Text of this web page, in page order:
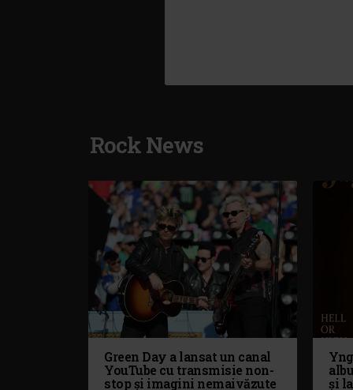
Rock News
Green Day a lansat un canal
YouTube cu transmisie non-
stop și imagini nemaivăzute
și